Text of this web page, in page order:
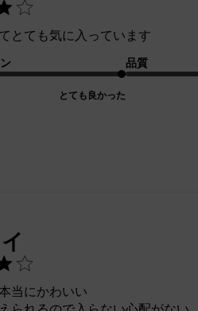
とても気に入っています
とても良かった
品質
当にかわいい